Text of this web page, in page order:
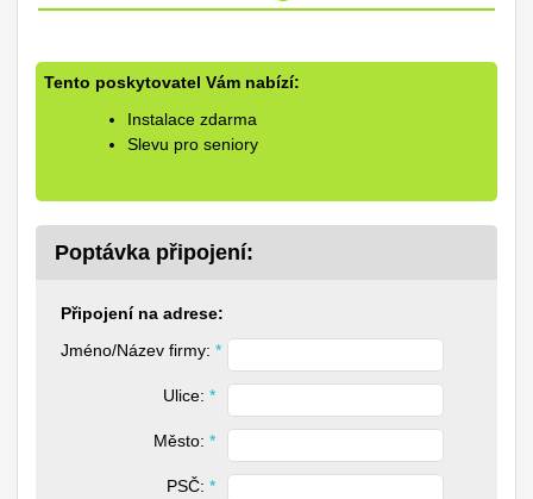
Tento poskytovatel Vám nabízí:
Instalace zdarma
Slevu pro seniory
Poptávka připojení:
Připojení na adrese:
Jméno/Název firmy: *
Ulice: *
Město: *
PSČ: *